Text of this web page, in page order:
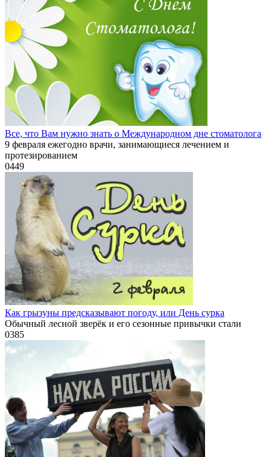
Все, что Вам нужно знать о Международном дне стоматолога
9 февраля ежегодно врачи, занимающиеся лечением и
протезированием
0449
Как грызуны предсказывают погоду, или День сурка
Обычный лесной зверёк и его сезонные привычки стали
0385